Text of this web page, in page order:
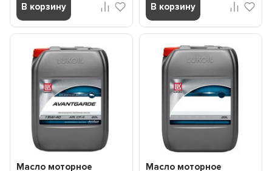
В корзину В корзину
Масло моторное
Масло моторное